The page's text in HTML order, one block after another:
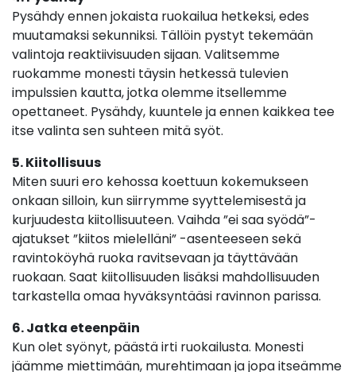
Pysähdy ennen jokaista ruokailua hetkeksi, edes
muutamaksi sekunniksi. Tällöin pystyt tekemään
valintoja reaktiivisuuden sijaan. Valitsemme
ruokamme monesti täysin hetkessä tulevien
impulssien kautta, jotka olemme itsellemme
opettaneet. Pysähdy, kuuntele ja ennen kaikkea tee
itse valinta sen suhteen mitä syöt.
5. Kiitollisuus
Miten suuri ero kehossa koettuun kokemukseen
onkaan silloin, kun siirrymme syyttelemisestä ja
kurjuudesta kiitollisuuteen. Vaihda ”ei saa syödä”-
ajatukset ”kiitos mielelläni” -asenteeseen sekä
ravintoköyhä ruoka ravitsevaan ja täyttävään
ruokaan. Saat kiitollisuuden lisäksi mahdollisuuden
tarkastella omaa hyväksyntääsi ravinnon parissa.
6. Jatka eteenpäin
Kun olet syönyt, päästä irti ruokailusta. Monesti
jäämme miettimään, murehtimaan ja jopa itseämme